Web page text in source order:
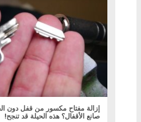
إزالة مفتاح مكسور من قفل دون
صانع الأقفال؟ هذه الحيلة قد تنجح!